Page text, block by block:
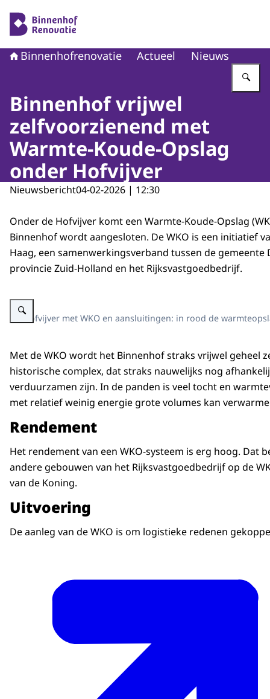
Binnenhofrenovatie Actueel Nieuws
Binnenhof vrijwel
zelfvoorzienend met
Warmte-Koude-Opslag
onder Hofvijver
Nieuwsbericht04-02-2026 | 12:30
Onder de Hofvijver komt een Warmte-Koude-Opslag
Binnenhof wordt aangesloten. De WKO is een initiatief
Haag, een samenwerkingsverband tussen de gemeente
provincie Zuid-Holland en het Rijksvastgoedbedrijf.
Vergroot afbeelding Overzicht van Hofvijver met links in rood
De Hofvijver met WKO en aansluitingen: in rood de
Met de WKO wordt het Binnenhof straks vrijwel geheel
historische complex, dat straks nauwelijks nog
verduurzamen zijn. In de panden is veel tocht en
met relatief weinig energie grote volumes kan
Rendement
Het rendement van een WKO-systeem is erg hoog.
andere gebouwen van het Rijksvastgoedbedrijf op de
van de Koning.
Uitvoering
De aanleg van de WKO is om logistieke redenen